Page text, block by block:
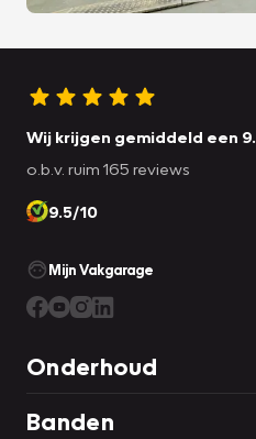
Wij krijgen gemiddeld een
o.b.v. ruim 165 reviews
9.5/10
Mijn Vakgarage
Onderhoud
Banden